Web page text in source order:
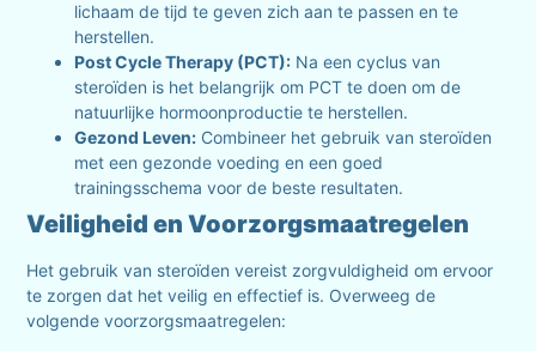
lichaam de tijd te geven zich aan te passen en te
herstellen.
Post Cycle Therapy (PCT): Na een cyclus van
steroïden is het belangrijk om PCT te doen om de
natuurlijke hormoonproductie te herstellen.
Gezond Leven: Combineer het gebruik van steroïden
met een gezonde voeding en een goed
trainingsschema voor de beste resultaten.
Veiligheid en Voorzorgsmaatregelen
Het gebruik van steroïden vereist zorgvuldigheid om ervoor
te zorgen dat het veilig en effectief is. Overweeg de
volgende voorzorgsmaatregelen: